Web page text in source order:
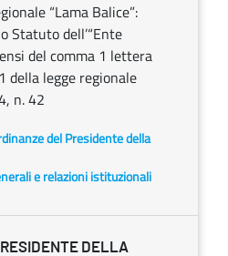
“Lama Balice”:
Statuto dell’“Ente
del comma 1 lettera
della legge regionale
n. 42
del Presidente della
e relazioni istituzionali
DELLA